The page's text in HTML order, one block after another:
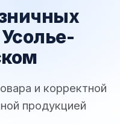
и корректной
продукцией